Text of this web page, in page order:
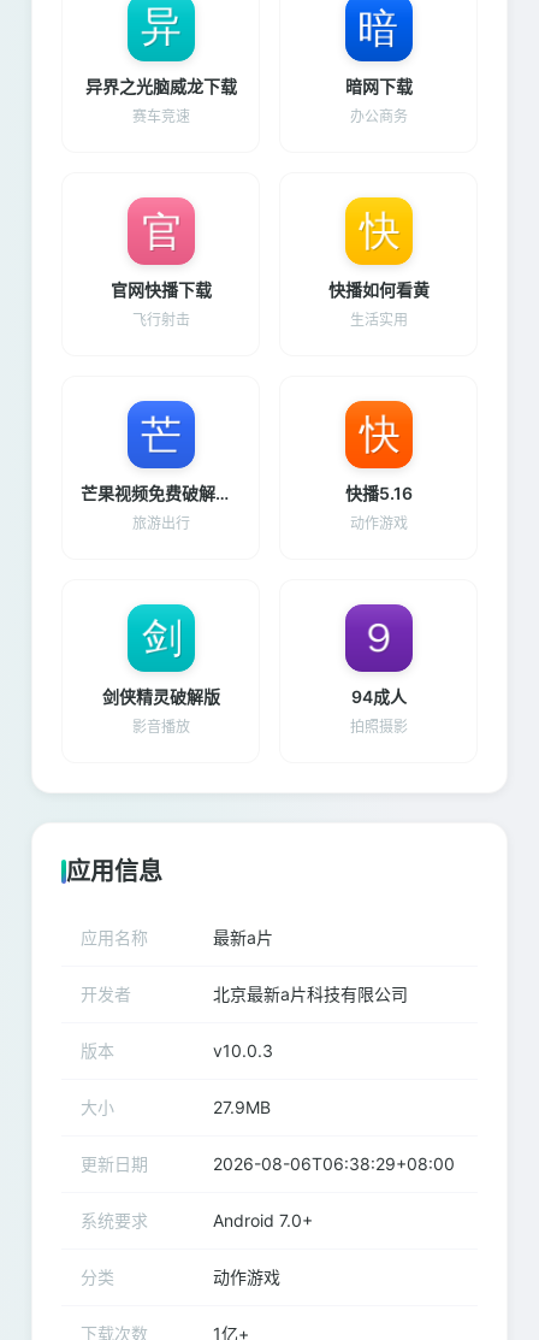
异界之光脑威龙下载
赛车竞速
暗网下载
办公商务
官网快播下载
飞行射击
快播如何看黄
生活实用
芒果视频免费破解版下载并安装
旅游出行
快播5.16
动作游戏
剑侠精灵破解版
影音播放
94成人
拍照摄影
应用信息
应用名称 最新a片
开发者 北京最新a片科技有限公司
版本 v10.0.3
大小 27.9MB
更新日期 2026-08-06T06:38:29+08:00
系统要求 Android 7.0+
分类 动作游戏
下载次数 1亿+